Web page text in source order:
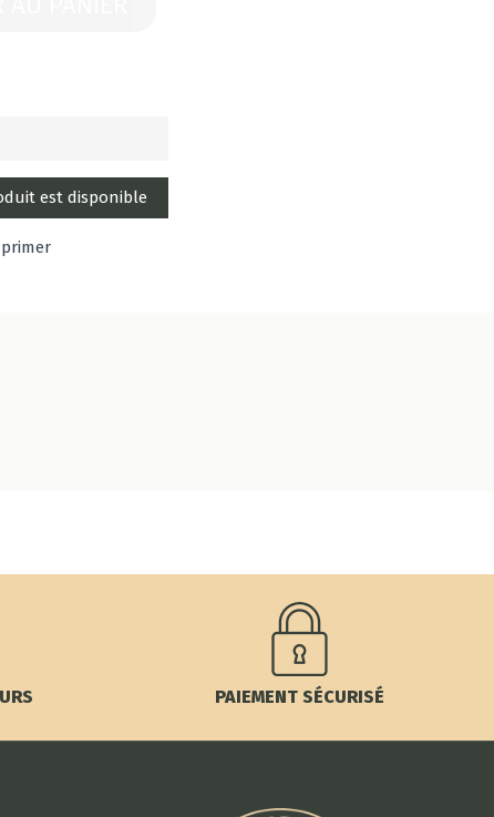
PAIEMENT SÉCURISÉ